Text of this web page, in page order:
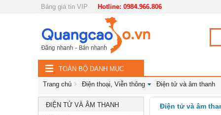
Bảng giá tin VIP Hotline: 0984.966.806
Nội, ngoại thất
Đồ gia dụng
Điện thoại, Viễn thông
Điện thoại
Laptop và Máy tính
TOÀN BỘ DANH MỤC
Trang chủ Điện thoại, Viễn thông Điện tử và âm thanh
ĐIỆN TỬ VÀ ÂM THANH
Điện tử và âm